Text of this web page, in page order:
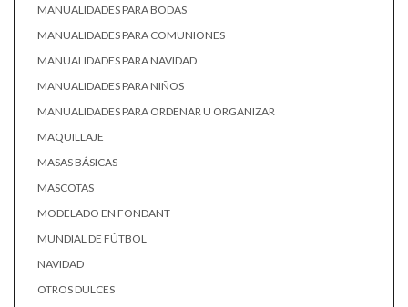
MANUALIDADES PARA BODAS
MANUALIDADES PARA COMUNIONES
MANUALIDADES PARA NAVIDAD
MANUALIDADES PARA NIÑOS
MANUALIDADES PARA ORDENAR U ORGANIZAR
MAQUILLAJE
MASAS BÁSICAS
MASCOTAS
MODELADO EN FONDANT
MUNDIAL DE FÚTBOL
NAVIDAD
OTROS DULCES